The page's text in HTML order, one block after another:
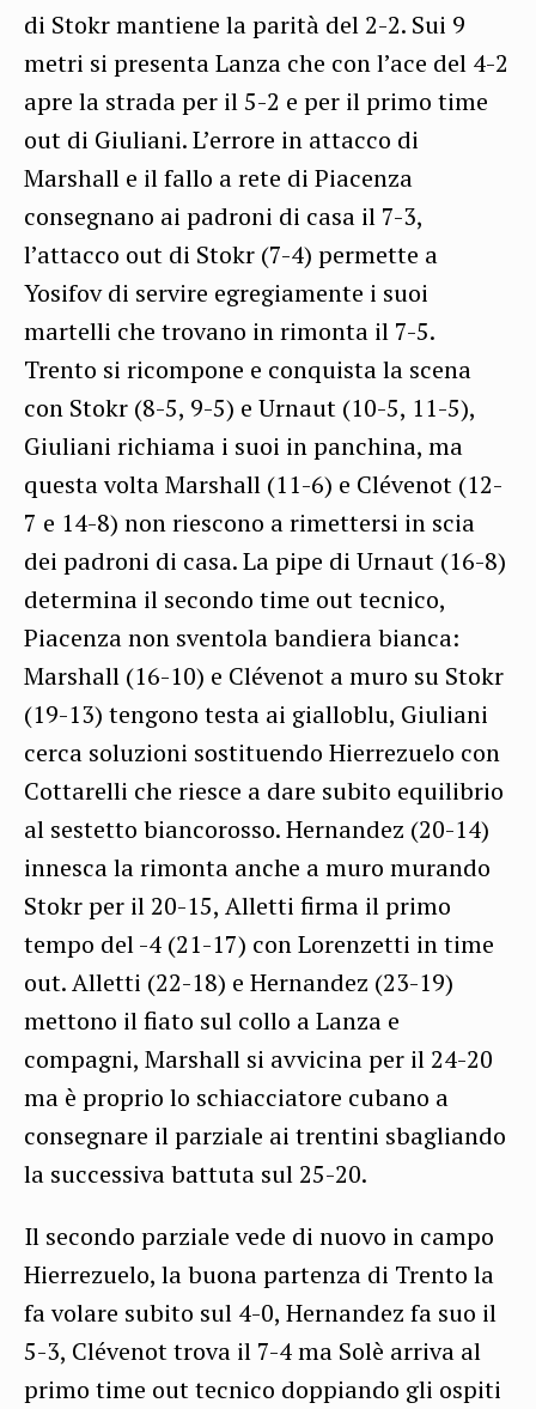
di Stokr mantiene la parità del 2-2. Sui 9
metri si presenta Lanza che con l’ace del 4-2
apre la strada per il 5-2 e per il primo time
out di Giuliani. L’errore in attacco di
Marshall e il fallo a rete di Piacenza
consegnano ai padroni di casa il 7-3,
l’attacco out di Stokr (7-4) permette a
Yosifov di servire egregiamente i suoi
martelli che trovano in rimonta il 7-5.
Trento si ricompone e conquista la scena
con Stokr (8-5, 9-5) e Urnaut (10-5, 11-5),
Giuliani richiama i suoi in panchina, ma
questa volta Marshall (11-6) e Clévenot (12-
7 e 14-8) non riescono a rimettersi in scia
dei padroni di casa. La pipe di Urnaut (16-8)
determina il secondo time out tecnico,
Piacenza non sventola bandiera bianca:
Marshall (16-10) e Clévenot a muro su Stokr
(19-13) tengono testa ai gialloblu, Giuliani
cerca soluzioni sostituendo Hierrezuelo con
Cottarelli che riesce a dare subito equilibrio
al sestetto biancorosso. Hernandez (20-14)
innesca la rimonta anche a muro murando
Stokr per il 20-15, Alletti firma il primo
tempo del -4 (21-17) con Lorenzetti in time
out. Alletti (22-18) e Hernandez (23-19)
mettono il fiato sul collo a Lanza e
compagni, Marshall si avvicina per il 24-20
ma è proprio lo schiacciatore cubano a
consegnare il parziale ai trentini sbagliando
la successiva battuta sul 25-20.
Il secondo parziale vede di nuovo in campo
Hierrezuelo, la buona partenza di Trento la
fa volare subito sul 4-0, Hernandez fa suo il
5-3, Clévenot trova il 7-4 ma Solè arriva al
primo time out tecnico doppiando gli ospiti